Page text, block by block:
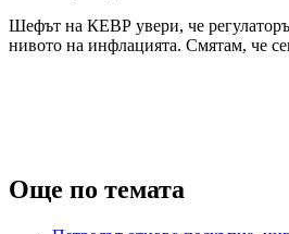
Шефът на КЕВР увери, че
нивото на инфлацията. Смятам, че
Още по темата